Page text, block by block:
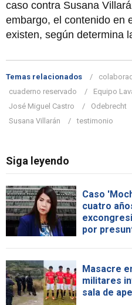
caso contra Susana
embargo, el contenido en
existen, según determina
Temas relacionados
cuaderno reservado
Equipo
José Miguel Castro
Odebrecht
Susana Villarán
testimonio
Siga leyendo
Caso
cuatro
por
Masacre
militares
sala de